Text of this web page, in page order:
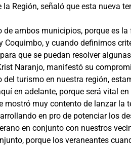
Región, señaló que esta nueva
de ambos municipios, porque es
Coquimbo, y cuando definimos
que se puedan resolver
Naranjo, manifestó su
turismo en nuestra región,
en adelante, porque será vital
mostró muy contento de lanzar
en pro de potenciar los
en conjunto con nuestros
porque los veraneantes